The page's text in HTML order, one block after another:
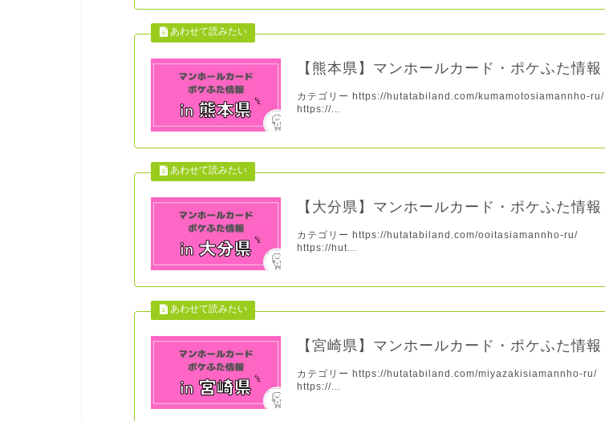
【熊本県】マンホールカード・ポケふた情報
カテゴリー https://hutatabiland.com/kumamotosiamannho-ru/
https://...
【大分県】マンホールカード・ポケふた情報
カテゴリー https://hutatabiland.com/ooitasiamannho-ru/
https://hut...
【宮崎県】マンホールカード・ポケふた情報
カテゴリー https://hutatabiland.com/miyazakisiamannho-ru/
https://...